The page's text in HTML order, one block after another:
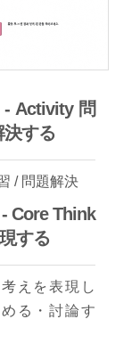
Activity 問
決する
/ 問題解決
Core Think
する
えを表現し
る・討論す